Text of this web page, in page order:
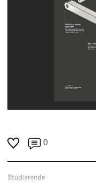
0
Studierende